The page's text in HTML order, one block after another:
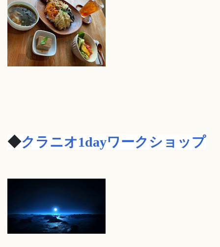
◆クラニオ1dayワークショップ